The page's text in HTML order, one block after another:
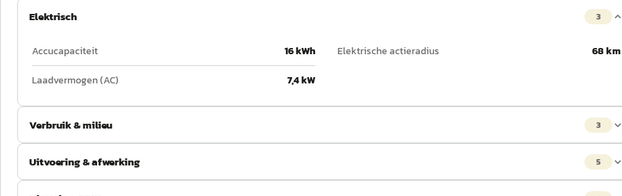
Elektrisch 3
Accucapaciteit 16 kWh Elektrische actieradius
68 km
Laadvermogen (AC)
7,4 kW
Verbruik & milieu 3
Uitvoering & afwerking 5